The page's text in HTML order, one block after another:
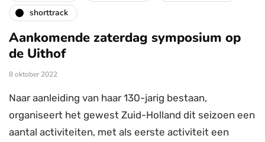
shorttrack
Aankomende zaterdag symposium op
de Uithof
8 oktober 2022
Naar aanleiding van haar 130-jarig bestaan,
organiseert het gewest Zuid-Holland dit seizoen een
aantal activiteiten, met als eerste activiteit een